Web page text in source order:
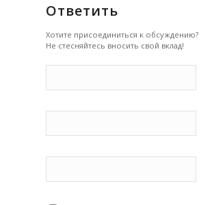
Ответить
Хотите присоединиться к обсуждению?
Не стесняйтесь вносить свой вклад!